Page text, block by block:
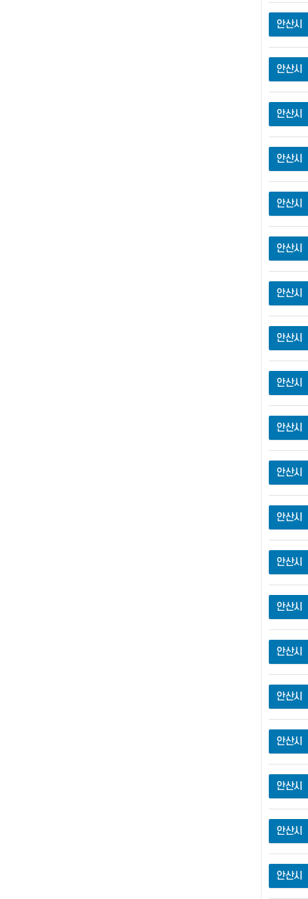
안산시
안산시
안산시
안산시
안산시
안산시
안산시
안산시
안산시
안산시
안산시
안산시
안산시
안산시
안산시
안산시
안산시
안산시
안산시
안산시